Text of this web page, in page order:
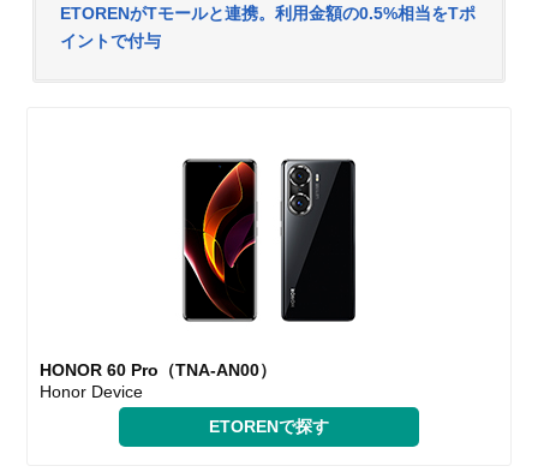
ETORENがTモールと連携。利用金額の0.5%相当をTポ
イントで付与
HONOR 60 Pro（TNA-AN00）
Honor Device
ETORENで探す